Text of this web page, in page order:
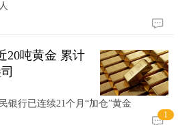
20吨黄金 累计
银行已连续21个月“加仓”黄金
1